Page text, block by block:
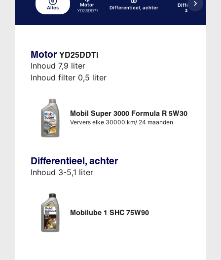
Alles
Motor
YD25DDTi
Differentieel, achter
Differentieel,
zelfblokkerend
Motor YD25DDTi
Inhoud 7,9 liter
Inhoud filter 0,5 liter
Mobil Super 3000 Formula R 5W30
Ververs elke 30000 km/ 24 maanden
Differentieel, achter
Inhoud 3-5,1 liter
Mobilube 1 SHC 75W90